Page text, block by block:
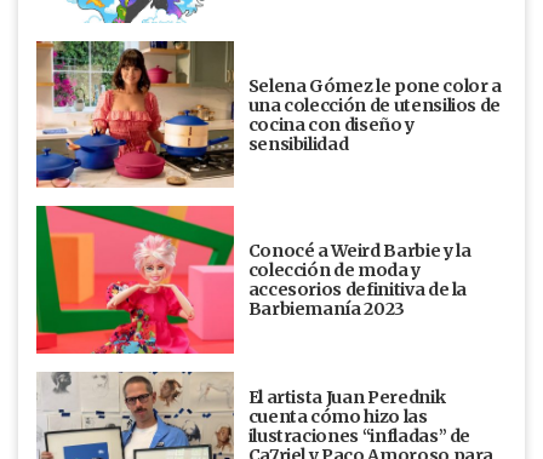
Selena Gómez le pone color a
una colección de utensilios de
cocina con diseño y
sensibilidad
Conocé a Weird Barbie y la
colección de moda y
accesorios definitiva de la
Barbiemanía 2023
El artista Juan Perednik
cuenta cómo hizo las
ilustraciones “infladas” de